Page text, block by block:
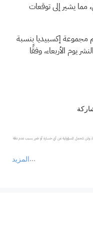
مما يشير إلى توقعات
مجموعة إكسبيديا بنسبة
وفقًا
المزيد
ولن تتحمل المسؤولية عن أي خسارة أو ضرر بسبب عدم دقة
ولا تقدم أي التزامات أو ضمانات.